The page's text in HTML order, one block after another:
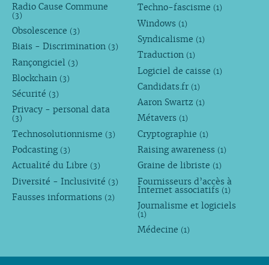
Radio Cause Commune
(3)
Obsolescence (3)
Biais - Discrimination (3)
Rançongiciel (3)
Blockchain (3)
Sécurité (3)
Privacy - personal data
(3)
Technosolutionnisme (3)
Podcasting (3)
Actualité du Libre (3)
Diversité - Inclusivité (3)
Fausses informations (2)
Techno-fascisme (1)
Windows (1)
Syndicalisme (1)
Traduction (1)
Logiciel de caisse (1)
Candidats.fr (1)
Aaron Swartz (1)
Métavers (1)
Cryptographie (1)
Raising awareness (1)
Graine de libriste (1)
Fournisseurs d’accès à
Internet associatifs (1)
Journalisme et logiciels
(1)
Médecine (1)